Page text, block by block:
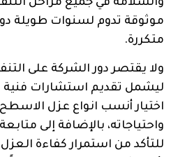
والسلامة في جميع مراحل
موثوقة تدوم لسنوات طويلة
متكررة.
ولا يقتصر دور الشركة على
ليشمل تقديم استشارات فنية
اختيار أنسب انواع عزل
واحتياجاته، بالإضافة إلى
للتأكد من استمرار كفاءة